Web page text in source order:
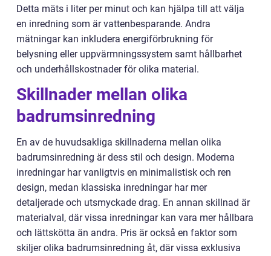
Detta mäts i liter per minut och kan hjälpa till att välja
en inredning som är vattenbesparande. Andra
mätningar kan inkludera energiförbrukning för
belysning eller uppvärmningssystem samt hållbarhet
och underhållskostnader för olika material.
Skillnader mellan olika
badrumsinredning
En av de huvudsakliga skillnaderna mellan olika
badrumsinredning är dess stil och design. Moderna
inredningar har vanligtvis en minimalistisk och ren
design, medan klassiska inredningar har mer
detaljerade och utsmyckade drag. En annan skillnad är
materialval, där vissa inredningar kan vara mer hållbara
och lättskötta än andra. Pris är också en faktor som
skiljer olika badrumsinredning åt, där vissa exklusiva